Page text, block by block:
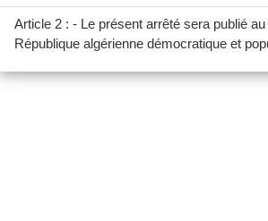
Article 2 : - Le présent arrêté sera publié
République algérienne démocratique et